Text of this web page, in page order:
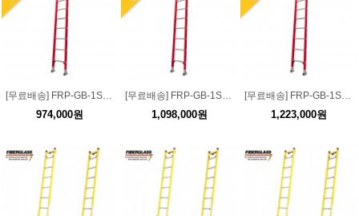
[무료배송] FRP-GB-1S-480 소방서 구조용 FRP 1단 일자형 절연사다리 4.8M
974,000원
[무료배송] FRP-GB-1S-540 소방서 구조용 FRP 1단 일자형 절연사다리 5.4M
1,098,000원
[무료배송] FRP-GB-1S-570 소방서 구조용 FRP 1단 일자형 절연사다리 5.7M
1,223,000원